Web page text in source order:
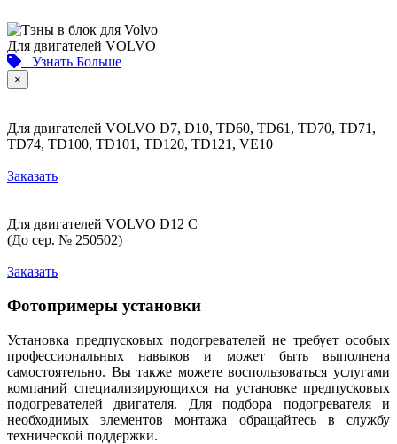
Для двигателей VOLVO
Узнать Больше
×
Для двигателей VOLVO D7, D10, TD60, TD61, TD70, TD71,
TD74, TD100, TD101, TD120, TD121, VE10
Заказать
Для двигателей VOLVO D12 С
(До сер. № 250502)
Заказать
Фотопримеры установки
Установка предпусковых подогревателей не требует особых
профессиональных навыков и может быть выполнена
самостоятельно. Вы также можете воспользоваться услугами
компаний специализирующихся на установке предпусковых
подогревателей двигателя. Для подбора подогревателя и
необходимых элементов монтажа обращайтесь в службу
технической поддержки.